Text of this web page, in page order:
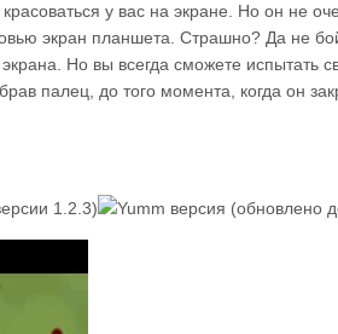
у вас на экране. Но он не
экран планшета. Страшно? Да не
Но вы всегда сможете испытать
палец, до того момента, когда он